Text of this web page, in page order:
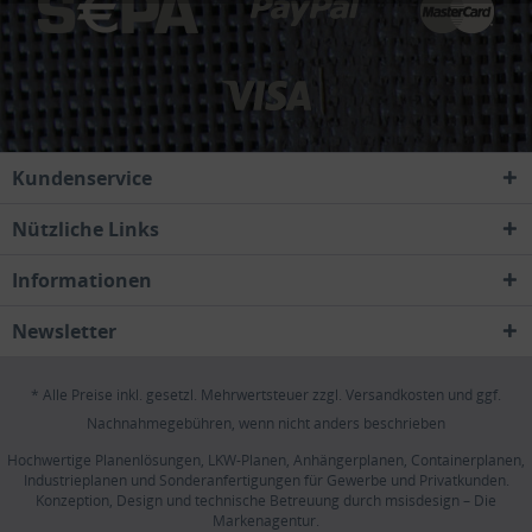
Kundenservice
Nützliche Links
Informationen
Newsletter
* Alle Preise inkl. gesetzl. Mehrwertsteuer zzgl. Versandkosten und ggf.
Nachnahmegebühren, wenn nicht anders beschrieben
Hochwertige Planenlösungen, LKW-Planen, Anhängerplanen, Containerplanen,
Industrieplanen und Sonderanfertigungen für Gewerbe und Privatkunden.
Konzeption, Design und technische Betreuung durch msisdesign – Die
Markenagentur.